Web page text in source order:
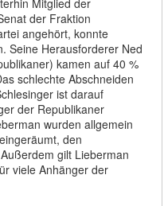
Mitglied der
der Fraktion
angehört, konnte
Seine Herausforderer Ned
kamen auf 40 %
schlechte Abschneiden
ist darauf
der Republikaner
wurden allgemein
den
gilt Lieberman
viele Anhänger der